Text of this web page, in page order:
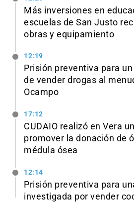
Más inversiones en
escuelas de San Justo
obras y equipamiento
12:19
Prisión preventiva para
de vender drogas al
Ocampo
17:12
CUDAIO realizó en Vera
promover la donación de
médula ósea
12:14
Prisión preventiva para
investigada por vender